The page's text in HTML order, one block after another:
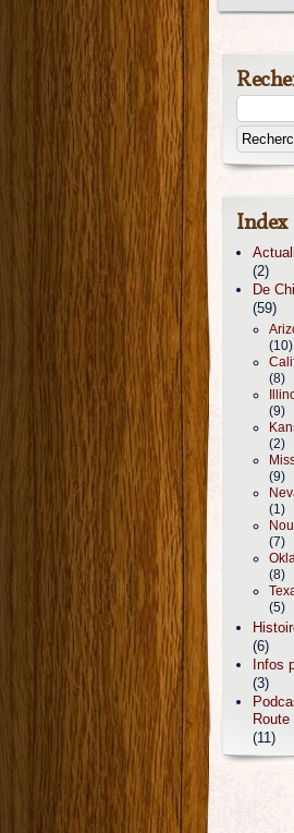
Index
(2)
De
(59)
(10)
(8)
(9)
(2)
(9)
(1)
(7)
(8)
(5)
(6)
Infos
(3)
Route
(11)